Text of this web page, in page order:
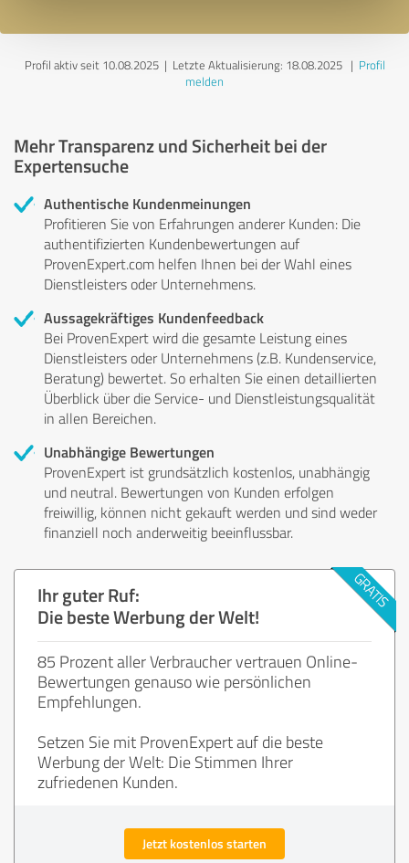
Profil aktiv seit 10.08.2025 | Letzte Aktualisierung: 18.08.2025| Profil
melden
Mehr Transparenz und Sicherheit bei der
Expertensuche
Authentische Kundenmeinungen
Profitieren Sie von Erfahrungen anderer Kunden: Die
authentifizierten Kundenbewertungen auf
ProvenExpert.com helfen Ihnen bei der Wahl eines
Dienstleisters oder Unternehmens.
Aussagekräftiges Kundenfeedback
Bei ProvenExpert wird die gesamte Leistung eines
Dienstleisters oder Unternehmens (z.B. Kundenservice,
Beratung) bewertet. So erhalten Sie einen detaillierten
Überblick über die Service- und Dienstleistungsqualität
in allen Bereichen.
Unabhängige Bewertungen
ProvenExpert ist grundsätzlich kostenlos, unabhängig
und neutral. Bewertungen von Kunden erfolgen
freiwillig, können nicht gekauft werden und sind weder
finanziell noch anderweitig beeinflussbar.
Ihr guter Ruf:
Die beste Werbung der Welt!
85 Prozent aller Verbraucher vertrauen Online-
Bewertungen genauso wie persönlichen
Empfehlungen.
Setzen Sie mit ProvenExpert auf die beste
Werbung der Welt: Die Stimmen Ihrer
zufriedenen Kunden.
Jetzt kostenlos starten